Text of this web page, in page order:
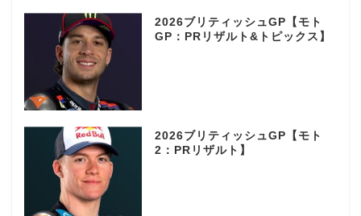
2026ブリティッシュGP【モト
GP：PRリザルト&トピックス】
2026ブリティッシュGP【モト
2：PRリザルト】